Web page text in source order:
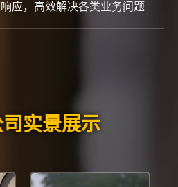
应，高效解决各类业务问题
实景展示